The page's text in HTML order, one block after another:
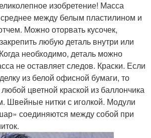
изобретение! Масса
между белым пластилином и
Можно оторвать кусочек,
любую деталь внутри или
необходимо, деталь можно
не оставляет следов. Краски. Если
из белой офисной бумаги, то
цветной краской из баллончика
Швейные нитки с иголкой. Модули
соединяются между собой при